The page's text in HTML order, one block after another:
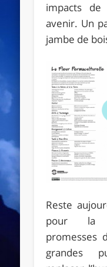
impacts de
avenir. Un
jambe de
Reste
pour la
promesses
grandes